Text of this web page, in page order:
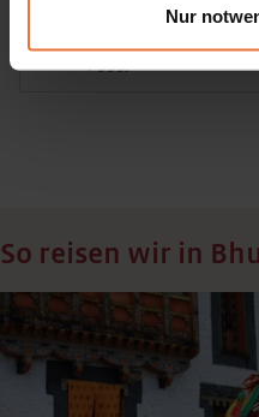
Nur
So reisen wir in